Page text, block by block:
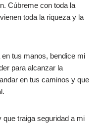
Cúbreme con toda la
toda la riqueza y la
tus manos, bendice mi
para alcanzar la
en tus caminos y que
traiga seguridad a mi